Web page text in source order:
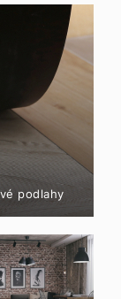
podlahy